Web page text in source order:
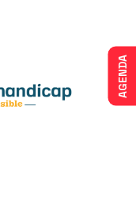
AGENDA